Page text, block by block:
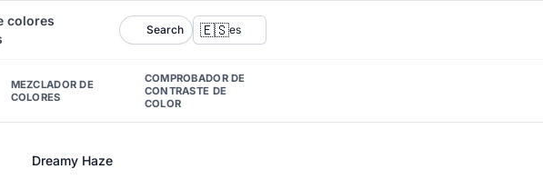
colores
Search 🇪🇸es
MEZCLADOR DE
COLORES
COMPROBADOR DE
CONTRASTE DE
COLOR
Dreamy Haze